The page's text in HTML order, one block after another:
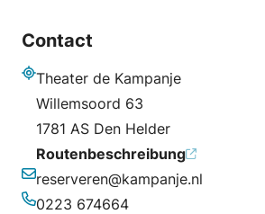
Contact
Theater de Kampanje
Willemsoord 63
1781 AS Den Helder
Routenbeschreibung
E-Mail-Adresse
reserveren@kampanje.nl
0223 674664